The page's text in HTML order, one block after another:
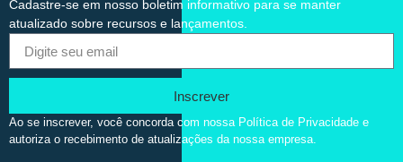
Cadastre-se em nosso boletim informativo para se manter
atualizado sobre recursos e lançamentos.
Inscrever
Ao se inscrever, você concorda com nossa Política de Privacidade e
autoriza o recebimento de atualizações da nossa empresa.